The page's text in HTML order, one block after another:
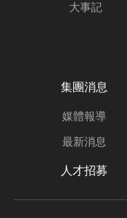
大事記
集團消息
媒體報導
最新消息
人才招募